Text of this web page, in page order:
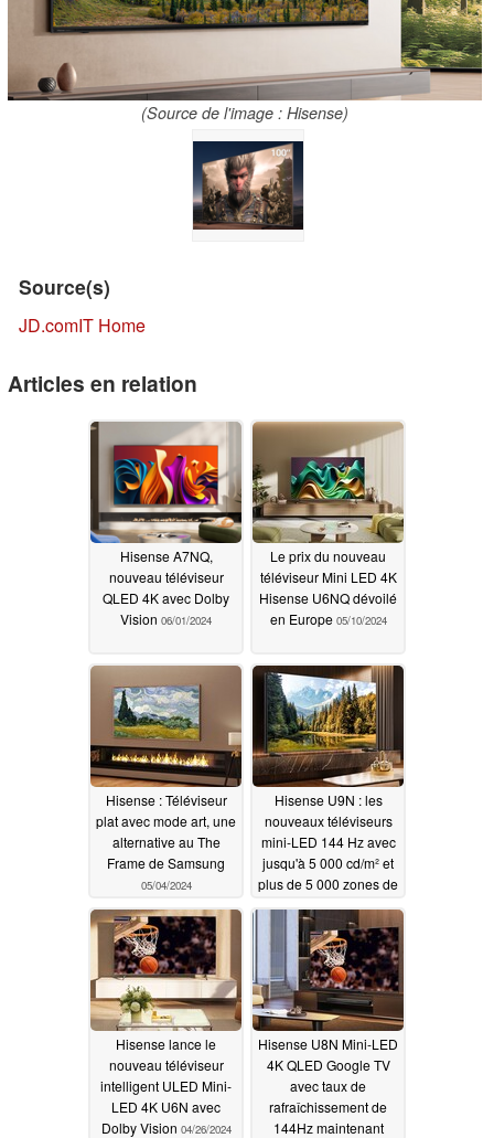
(Source de l'image : Hisense)
Source(s)
JD.comIT Home
Articles en relation
Hisense A7NQ,
nouveau téléviseur
QLED 4K avec Dolby
Vision 06/01/2024
Le prix du nouveau
téléviseur Mini LED 4K
Hisense U6NQ dévoilé
en Europe 05/10/2024
Hisense : Téléviseur
plat avec mode art, une
alternative au The
Frame de Samsung
05/04/2024
Hisense U9N : les
nouveaux téléviseurs
mini-LED 144 Hz avec
jusqu'à 5 000 cd/m² et
plus de 5 000 zones de
fait abordables
05/01/2024
Hisense lance le
nouveau téléviseur
intelligent ULED Mini-
LED 4K U6N avec
Dolby Vision 04/26/2024
Hisense U8N Mini-LED
4K QLED Google TV
avec taux de
rafraîchissement de
144Hz maintenant